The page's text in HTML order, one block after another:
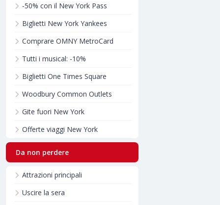
-50% con il New York Pass
Biglietti New York Yankees
Comprare OMNY MetroCard
Tutti i musical: -10%
Biglietti One Times Square
Woodbury Common Outlets
Gite fuori New York
Offerte viaggi New York
Da non perdere
Attrazioni principali
Uscire la sera